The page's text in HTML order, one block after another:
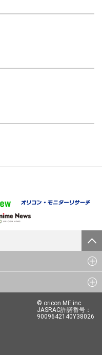
© oricon ME inc.
JASRAC許諾番号：
9009642140Y38026